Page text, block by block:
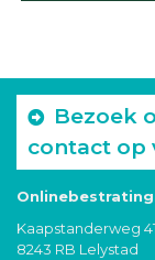
Bezoek
contact op
Kaapstanderweg 41
8243 RB Lelystad